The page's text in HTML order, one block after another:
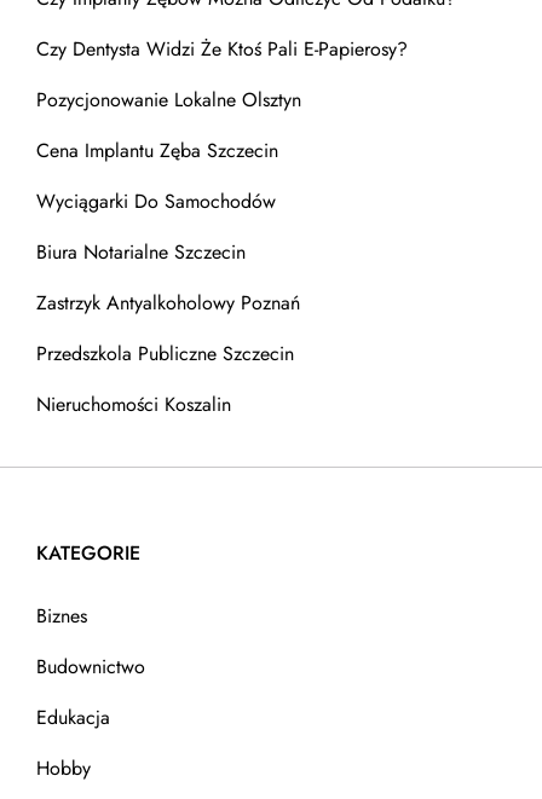
Czy Dentysta Widzi Że Ktoś Pali E-Papierosy?
Pozycjonowanie Lokalne Olsztyn
Cena Implantu Zęba Szczecin
Wyciągarki Do Samochodów
Biura Notarialne Szczecin
Zastrzyk Antyalkoholowy Poznań
Przedszkola Publiczne Szczecin
Nieruchomości Koszalin
KATEGORIE
Biznes
Budownictwo
Edukacja
Hobby